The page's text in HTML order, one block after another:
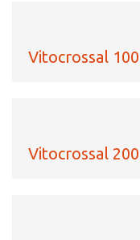
Vitocrossal 100
Vitocrossal 200